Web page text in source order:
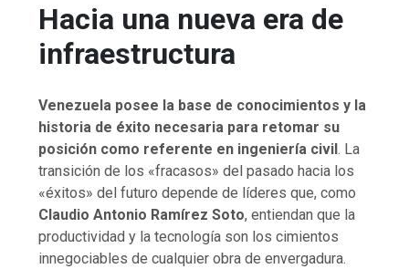
Hacia una nueva era de
infraestructura
Venezuela posee la base de conocimientos y la
historia de éxito necesaria para retomar su
posición como referente en ingeniería civil. La
transición de los «fracasos» del pasado hacia los
«éxitos» del futuro depende de líderes que, como
Claudio Antonio Ramírez Soto, entiendan que la
productividad y la tecnología son los cimientos
innegociables de cualquier obra de envergadura.